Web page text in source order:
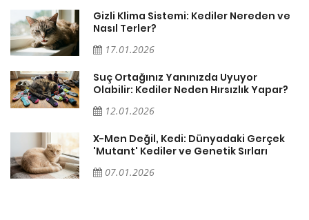
Gizli Klima Sistemi: Kediler Nereden ve
Nasıl Terler?
17.01.2026
Suç Ortağınız Yanınızda Uyuyor
Olabilir: Kediler Neden Hırsızlık Yapar?
12.01.2026
X-Men Değil, Kedi: Dünyadaki Gerçek
'Mutant' Kediler ve Genetik Sırları
07.01.2026